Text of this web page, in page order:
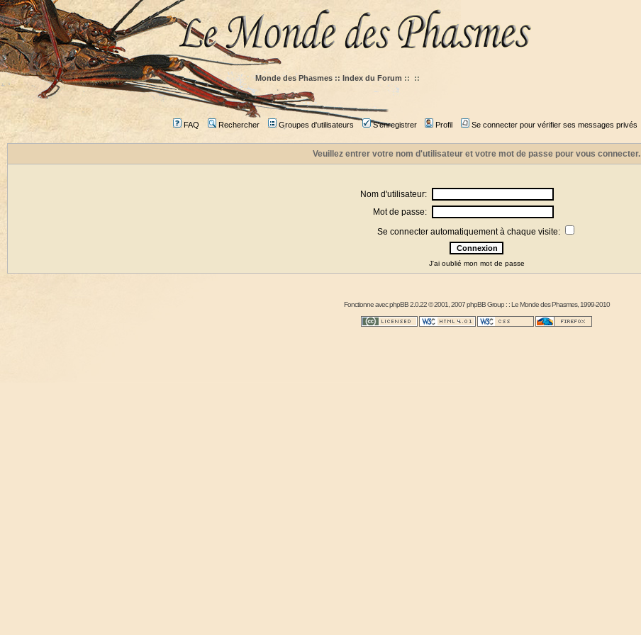
Monde des Phasmes :: Index du Forum :: ::
FAQ Rechercher Groupes d'utilisateurs S'enregistrer Profil Se connecter pour vérifier ses messages privés
Veuillez entrer votre nom d'utilisateur et votre mot de passe pour vous connecter.
Nom d'utilisateur:
Mot de passe:
Se connecter automatiquement à chaque visite:
J'ai oublié mon mot de passe
Fonctionne avecphpBB2.0.22 © 2001, 2007 phpBB Group : :Le Monde des Phasmes, 1999-2010